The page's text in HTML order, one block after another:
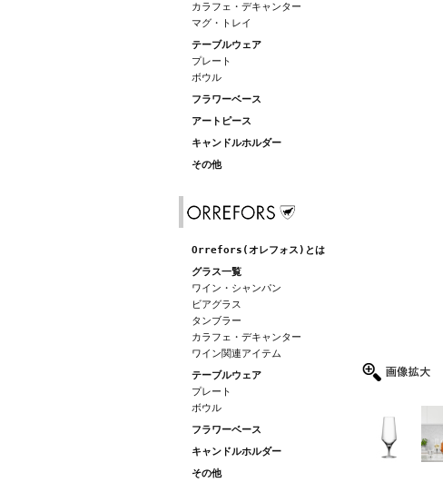
カラフェ・デキャンター
マグ・トレイ
テーブルウェア
プレート
ボウル
フラワーベース
アートピース
キャンドルホルダー
その他
Orrefors(オレフォス)とは
グラス一覧
ワイン・シャンパン
ビアグラス
タンブラー
カラフェ・デキャンター
ワイン関連アイテム
テーブルウェア
プレート
ボウル
フラワーベース
キャンドルホルダー
その他